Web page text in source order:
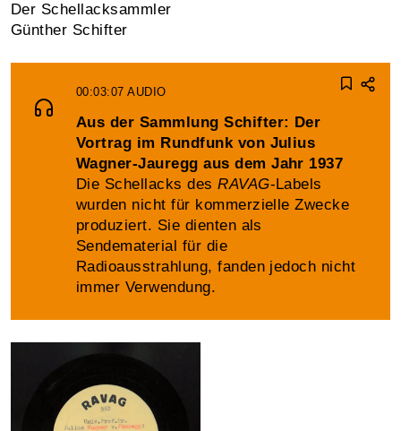
Der Schellacksammler
Günther Schifter
00:03:07AUDIO
Aus der Sammlung Schifter: Der
Vortrag im Rundfunk von Julius
Wagner-Jauregg aus dem Jahr 1937
Die Schellacks desRAVAG-Labels
wurden nicht für kommerzielle Zwecke
produziert. Sie dienten als
Sendematerial für die
Radioausstrahlung, fanden jedoch nicht
immer Verwendung.